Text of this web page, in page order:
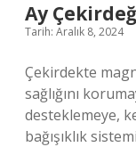
Ay
Tarih: Aralık 8, 2024
Çekirdekte
sağlığını
desteklemeye,
bağışıklık